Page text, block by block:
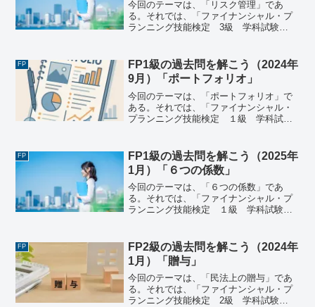
今回のテーマは、「リスク管理」であ
る。それでは、「ファイナンシャル・プ
ランニング技能検定 3級 学科試験
ナンシャル・プランニング技能検定 3
級 学科試験（2024...
FP
FP1級の過去問を解こう（2024年
9月）「ポートフォリオ」
今回のテーマは、「ポートフォリオ」で
ある。それでは、「ファイナンシャル・
プランニング技能検定 １級 学科試験
う。ファイナンシャル・プランニング技
能検定 １級 学科試...
FP
FP1級の過去問を解こう（2025年
1月）「６つの係数」
今回のテーマは、「６つの係数」であ
る。それでは、「ファイナンシャル・プ
ランニング技能検定 １級 学科試験＜
う。ファイナンシャル・プランニング技
能検定 １級 学科試験...
FP
FP2級の過去問を解こう（2024年
1月）「贈与」
今回のテーマは、「民法上の贈与」であ
る。それでは、「ファイナンシャル・プ
ランニング技能検定 2級 学科試験